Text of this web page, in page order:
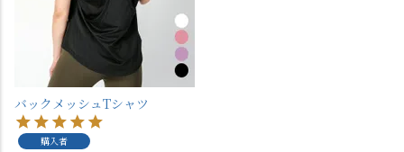
バックメッシュTシャツ
購入者